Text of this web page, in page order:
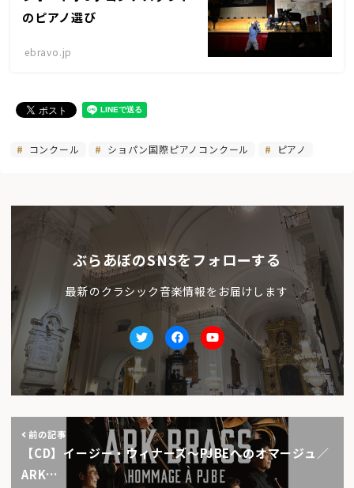
のピアノ選び
ebravo.jp
コンクール ショパン国際ピアノコンクール ピアノ
ぶらあぼのSNSをフォローする
最新のクラシック音楽情報をお届けします
TwitterfacebookYoutube
前の記事
【CD】イージー・ウィナーズ～PJBEへのオマージュ／
ARK…